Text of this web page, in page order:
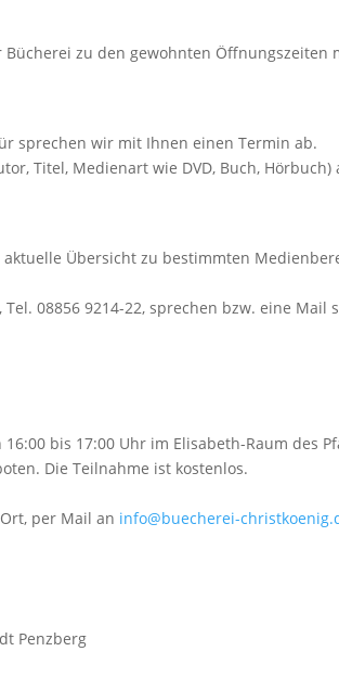
zu den gewohnten Öffnungszeiten
sprechen wir mit Ihnen einen Termin ab.
Titel, Medienart wie DVD, Buch,
Übersicht zu bestimmten
08856 9214-22, sprechen bzw. eine Mail
bis 17:00 Uhr im Elisabeth-Raum des
Die Teilnahme ist kostenlos.
per Mail an info@buecherei-
Penzberg